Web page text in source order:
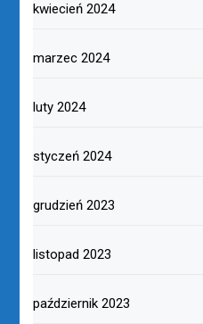
kwiecień 2024
marzec 2024
luty 2024
styczeń 2024
grudzień 2023
listopad 2023
październik 2023